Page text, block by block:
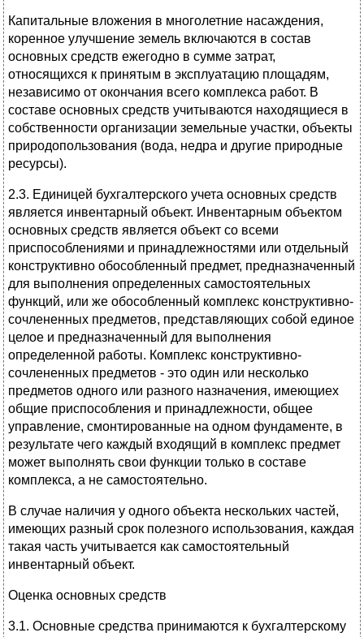
Капитальные вложения в многолетние насаждения,
коренное улучшение земель включаются в состав
основных средств ежегодно в сумме затрат,
относящихся к принятым в эксплуатацию площадям,
независимо от окончания всего комплекса работ. В
составе основных средств учитываются находящиеся в
собственности организации земельные участки, объекты
природопользования (вода, недра и другие природные
ресурсы).
2.3. Единицей бухгалтерского учета основных средств
является инвентарный объект. Инвентарным объектом
основных средств является объект со всеми
приспособлениями и принадлежностями или отдельный
конструктивно обособленный предмет, предназначенный
для выполнения определенных самостоятельных
функций, или же обособленный комплекс конструктивно-
сочлененных предметов, представляющих собой единое
целое и предназначенный для выполнения
определенной работы. Комплекс конструктивно-
сочлененных предметов - это один или несколько
предметов одного или разного назначения, имеющиех
общие приспособления и принадлежности, общее
управление, смонтированные на одном фундаменте, в
результате чего каждый входящий в комплекс предмет
может выполнять свои функции только в составе
комплекса, а не самостоятельно.
В случае наличия у одного объекта нескольких частей,
имеющих разный срок полезного использования, каждая
такая часть учитывается как самостоятельный
инвентарный объект.
Оценка основных средств
3.1. Основные средства принимаются к бухгалтерскому